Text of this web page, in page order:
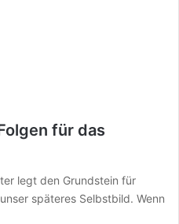
für das
legt den Grundstein für
späteres Selbstbild. Wenn